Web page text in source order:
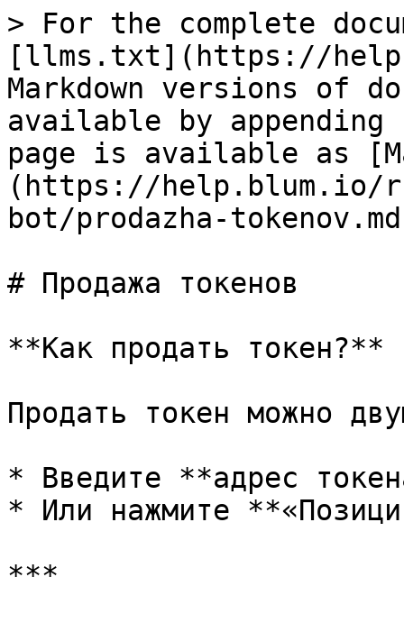
> For the complete
[llms.txt](https://
Markdown versions of
available by
page is available as
(https://help.blum.io/
bot/prodazha-
# Продажа токенов
**Как продать токен?**
Продать токен можно
* Введите **адрес
* Или нажмите
***